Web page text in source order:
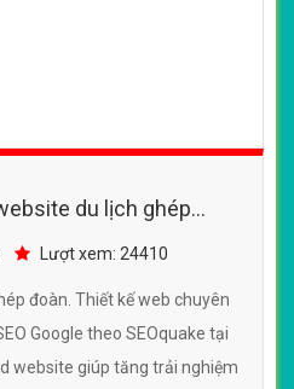
du lịch ghép
chuẩn SEO
Lượt xem: 24410
đoàn. Thiết kế web chuyên
Google theo SEOquake tại
website giúp tăng trải nghiệm